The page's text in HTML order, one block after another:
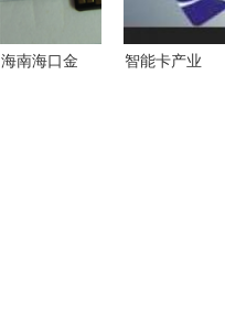
海南海口金
智能卡产业